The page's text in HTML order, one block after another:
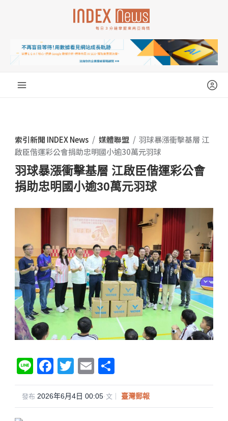
索引新聞 INDEX News / 媒體聯盟 / 羽球暴漲衝擊基層 江
啟臣偕運彩公會捐助忠明國小逾30萬元羽球
羽球暴漲衝擊基層 江啟臣偕運彩公會
捐助忠明國小逾30萬元羽球
Li
n
e
F
a
c
T
wi
tt
E
m
ail
享
發布 2026年6月4日 00:05·文｜ 臺灣郵報